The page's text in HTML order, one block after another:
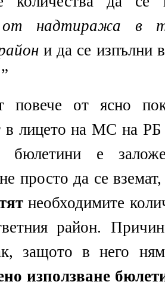
надтиража
в
и да се изпълни
повече от ясно
в лицето на МС на РБ
бюлетини е
просто да се
необходимите
район.
защото в него
използване